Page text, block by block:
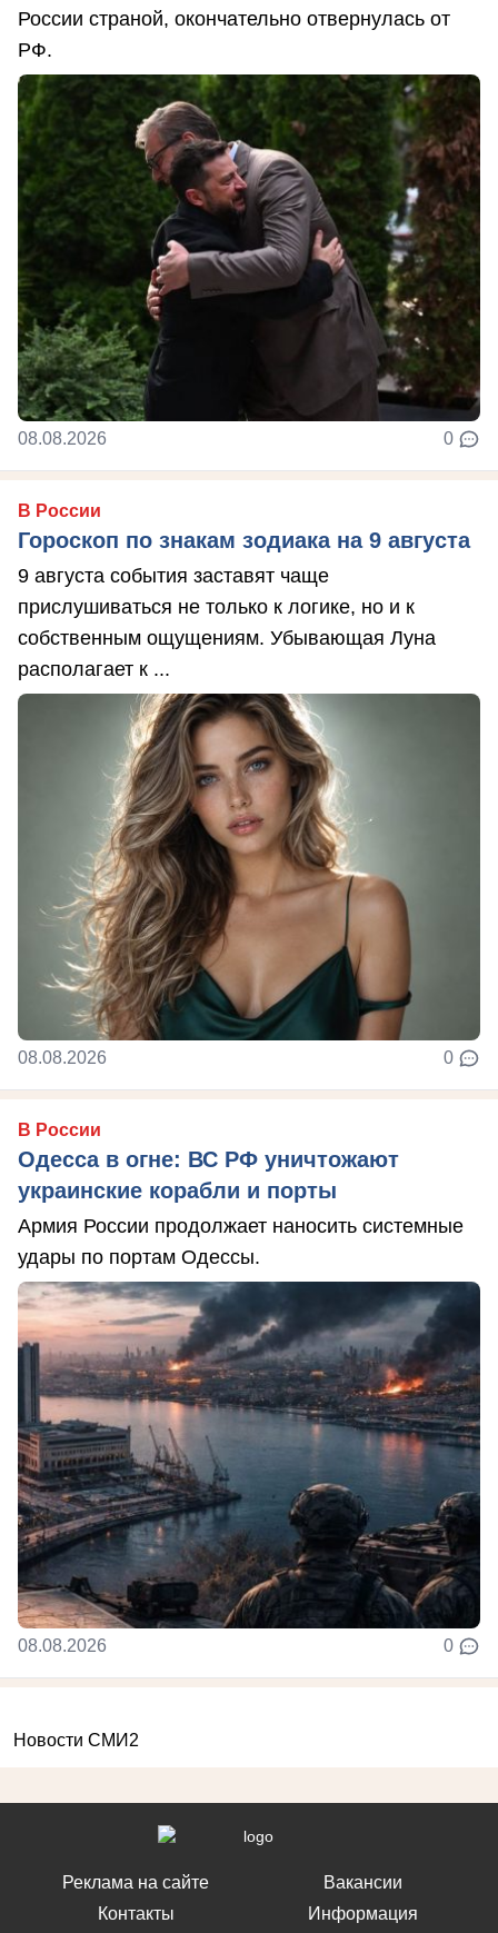
России страной, окончательно отвернулась от
РФ.
08.08.2026 0
В России
Гороскоп по знакам зодиака на 9 августа
9 августа события заставят чаще
прислушиваться не только к логике, но и к
собственным ощущениям. Убывающая Луна
располагает к ...
08.08.2026 0
В России
Одесса в огне: ВС РФ уничтожают
украинские корабли и порты
Армия России продолжает наносить системные
удары по портам Одессы.
08.08.2026 0
Новости СМИ2
Реклама на сайте
Контакты
Вакансии
Информация